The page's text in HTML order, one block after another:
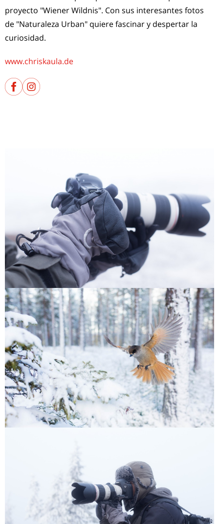
proyecto "Wiener Wildnis". Con sus interesantes fotos
de "Naturaleza Urban" quiere fascinar y despertar la
curiosidad.
www.chriskaula.de